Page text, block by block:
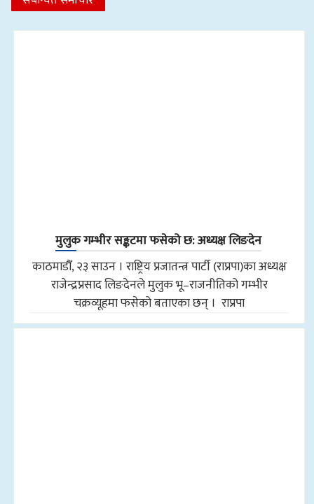
मुलुक गम्भीर सङ्कटमा फसेको छ: अध्यक्ष लिङदेन
काठमाडौँ, २३ साउन । राष्ट्रिय प्रजातन्त्र पार्टी (राप्रपा)का अध्यक्ष
राजेन्द्रप्रसाद लिङदेनले मुलुक भू–राजनीतिको गम्भीर
चक्रव्यूहमा फसेको बताएका छन् । राप्रपा